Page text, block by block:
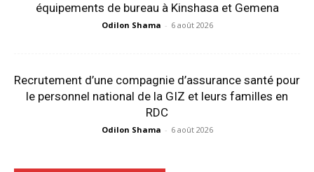
équipements de bureau à Kinshasa et Gemena
Odilon Shama - 6 août 2026
Recrutement d’une compagnie d’assurance santé pour
le personnel national de la GIZ et leurs familles en
RDC
Odilon Shama - 6 août 2026